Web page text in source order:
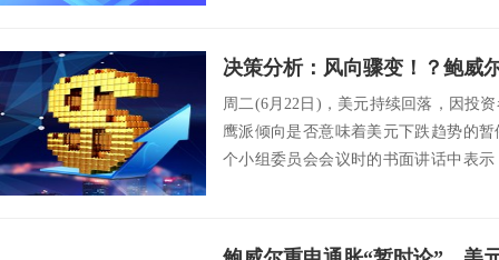
周二(6月22日)，美元持续回落，因投
鹰派倾向是否意味着美元下跌趋势的
个小组委员会会议时的书面讲话中表